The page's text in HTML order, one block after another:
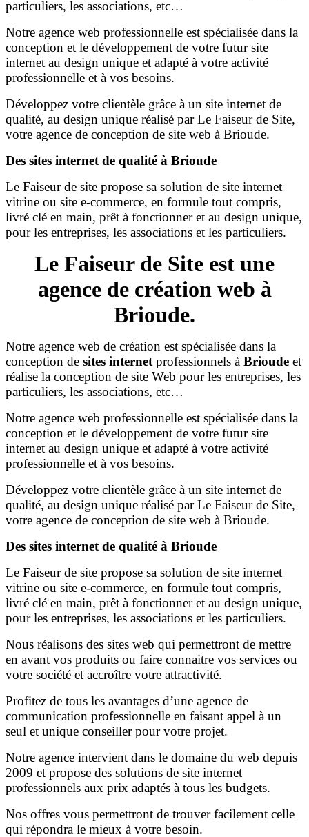
particuliers, les associations, etc…
Notre agence web professionnelle est spécialisée dans la
conception et le développement de votre futur site
internet au design unique et adapté à votre activité
professionnelle et à vos besoins.
Développez votre clientèle grâce à un site internet de
qualité, au design unique réalisé par Le Faiseur de Site,
votre agence de conception de site web à Brioude.
Des sites internet de qualité à Brioude
Le Faiseur de site propose sa solution de site internet
vitrine ou site e-commerce, en formule tout compris,
livré clé en main, prêt à fonctionner et au design unique,
pour les entreprises, les associations et les particuliers.
Le Faiseur de Site est une
agence de création web à
Brioude.
Notre agence web de création est spécialisée dans la
conception de sites internet professionnels à Brioude et
réalise la conception de site Web pour les entreprises, les
particuliers, les associations, etc…
Notre agence web professionnelle est spécialisée dans la
conception et le développement de votre futur site
internet au design unique et adapté à votre activité
professionnelle et à vos besoins.
Développez votre clientèle grâce à un site internet de
qualité, au design unique réalisé par Le Faiseur de Site,
votre agence de conception de site web à Brioude.
Des sites internet de qualité à Brioude
Le Faiseur de site propose sa solution de site internet
vitrine ou site e-commerce, en formule tout compris,
livré clé en main, prêt à fonctionner et au design unique,
pour les entreprises, les associations et les particuliers.
Nous réalisons des sites web qui permettront de mettre
en avant vos produits ou faire connaitre vos services ou
votre société et accroître votre attractivité.
Profitez de tous les avantages d’une agence de
communication professionnelle en faisant appel à un
seul et unique conseiller pour votre projet.
Notre agence intervient dans le domaine du web depuis
2009 et propose des solutions de site internet
professionnels aux prix adaptés à tous les budgets.
Nos offres vous permettront de trouver facilement celle
qui répondra le mieux à votre besoin.